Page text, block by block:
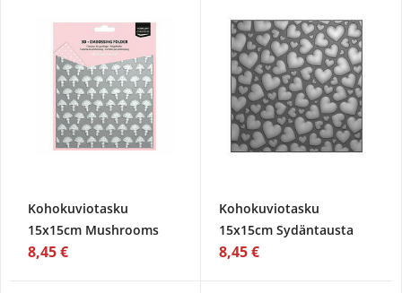
Kohokuviotasku
15x15cm Mushrooms
8,45 €
Kohokuviotasku
15x15cm Sydäntausta
8,45 €